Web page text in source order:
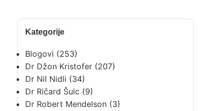
Kategorije
Blogovi (253)
Dr Džon Kristofer(207)
Dr Nil Nidli (34)
Dr Ričard Šulc (9)
Dr Robert Mendelson(3)